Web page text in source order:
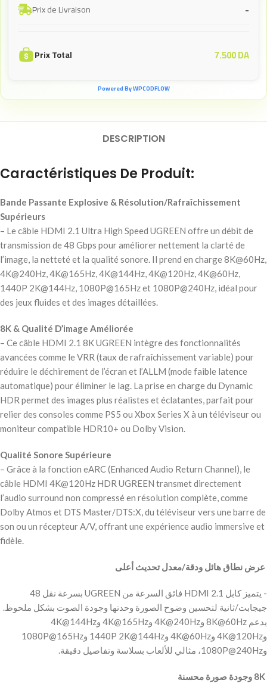
Prix de Livraison -
Prix Total 7.500DA
Powered By WPCODFLOW
DESCRIPTION
Caractéristiques De Produit:
Bande Passante Explosive & Résolution/Rafraîchissement
Supérieurs
– Le câble HDMI 2.1 Ultra High Speed UGREEN offre un débit de
transmission de 48 Gbps pour améliorer nettement la clarté de
l’image, la netteté et la qualité sonore. Il prend en charge 8K@60Hz,
4K@240Hz, 4K@165Hz, 4K@144Hz, 4K@120Hz, 4K@60Hz,
1440P 2K@144Hz, 1080P@165Hz et 1080P@240Hz, idéal pour
des jeux fluides et des images détaillées.
8K & Qualité D’image Améliorée
– Ce câble HDMI 2.1 8K UGREEN intègre des fonctionnalités
avancées comme le VRR (taux de rafraîchissement variable) pour
réduire le déchirement de l’écran et l’ALLM (mode faible latence
automatique) pour éliminer le lag. La prise en charge du Dynamic
HDR permet des images plus réalistes et éclatantes, parfait pour
relier des consoles comme PS5 ou Xbox Series X à un téléviseur ou
moniteur compatible HDR10+ ou Dolby Vision.
Qualité Sonore Supérieure
– Grâce à la fonction eARC (Enhanced Audio Return Channel), le
câble HDMI 4K@120Hz HDR UGREEN transmet directement
l’audio surround non compressé en résolution complète, comme
Dolby Atmos et DTS Master/DTS:X, du téléviseur vers une barre de
son ou un récepteur A/V, offrant une expérience audio immersive et
fidèle.
‫ عرض نطاق هائل ودقة/معدل تحديث أعلى
‫- يتميز كابل HDMI 2.1 فائق السرعة من UGREEN بسرعة نقل 48
جيجابت/ثانية لتحسين وضوح الصورة وحدتها وجودة الصوت بشكل ملحوظ.
يدعم 8K@60Hz و4K@240Hz و4K@165Hz و4K@144Hz
و4K@120Hz و4K@60Hz و1440P 2K@144Hz و1080P@165Hz
و1080P@240Hz، مثالي للألعاب بسلاسة وتفاصيل دقيقة.